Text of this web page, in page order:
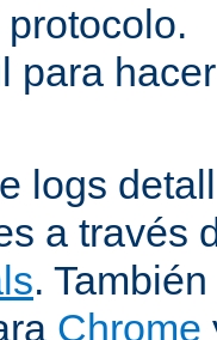
para
logs
a través
.
Chrome